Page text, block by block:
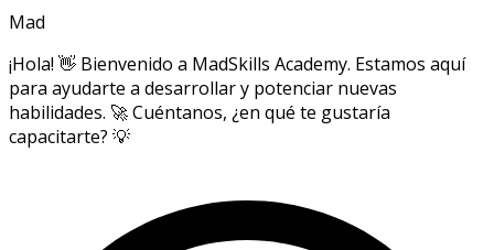
Mad
¡Hola! 👋 Bienvenido a MadSkills Academy. Estamos aquí
para ayudarte a desarrollar y potenciar nuevas
habilidades. 🚀 Cuéntanos, ¿en qué te gustaría
capacitarte? 💡